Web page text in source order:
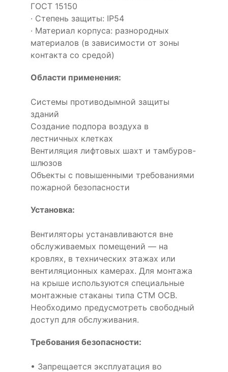
ГОСТ 15150
· Степень защиты: IP54
· Материал корпуса: разнородных
материалов (в зависимости от зоны
контакта со средой)
Области применения:
Системы противодымной защиты
зданий
Создание подпора воздуха в
лестничных клетках
Вентиляция лифтовых шахт и тамбуров-
шлюзов
Объекты с повышенными требованиями
пожарной безопасности
Установка:
Вентиляторы устанавливаются вне
обслуживаемых помещений — на
кровлях, в технических этажах или
вентиляционных камерах. Для монтажа
на крыше используются специальные
монтажные стаканы типа СТМ ОСВ.
Необходимо предусмотреть свободный
доступ для обслуживания.
Требования безопасности:
• Запрещается эксплуатация во